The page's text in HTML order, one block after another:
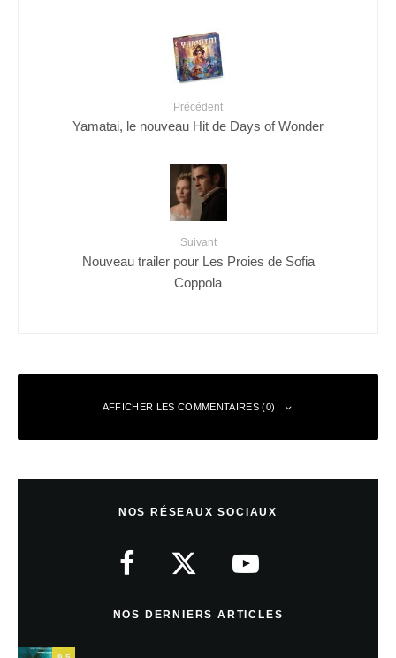
Précédent
Yamatai, le nouveau Hit de Days of Wonder
Suivant
Nouveau trailer pour Les Proies de Sofia
Coppola
AFFICHER LES COMMENTAIRES (0)
NOS RÉSEAUX SOCIAUX
NOS DERNIERS ARTICLES